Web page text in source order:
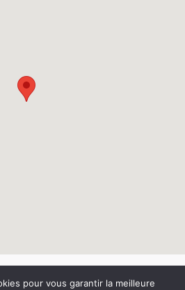
| RéalisationNouveausoft.com
pour vous garantir la meilleure